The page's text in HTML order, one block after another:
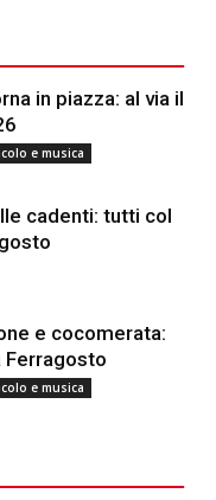
in piazza: al via il
e musica
cadenti: tutti col
e cocomerata:
e musica